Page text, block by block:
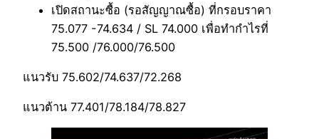
เปิดสถานะซื้อ (รอสัญญาณซื้อ) ที่กรอบราคา
75.077 -74.634 / SL 74.000 เพื่อทำกำไรที่
75.500 /76.000/76.500
แนวรับ 75.602/74.637/72.268
แนวต้าน 77.401/78.184/78.827